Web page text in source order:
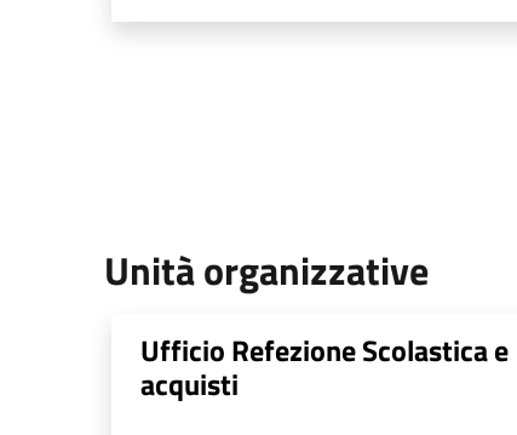
Unità organizzative
Ufficio Refezione Scolastica e
acquisti